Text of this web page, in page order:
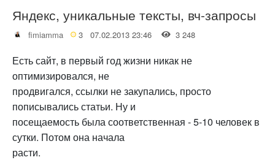
Яндекс, уникальные тексты, вч-запросы
fimiamma 3 07.02.2013 23:46 3 248
Есть сайт, в первый год жизни никак не
оптимизировался, не
продвигался, ссылки не закупались, просто
пописывались статьи. Ну и
посещаемость была соответственная - 5-10 человек в
сутки. Потом она начала
расти.